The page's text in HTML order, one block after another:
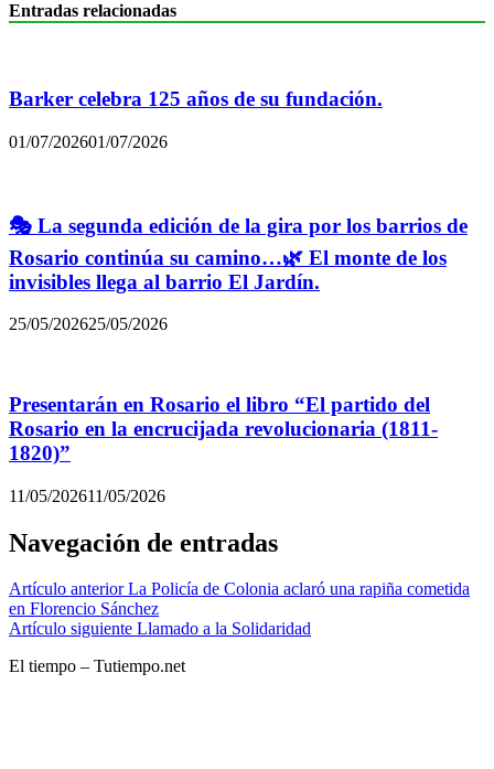
Entradas relacionadas
Barker celebra 125 años de su fundación.
01/07/202601/07/2026
🎭 La segunda edición de la gira por los barrios de
Rosario continúa su camino…🌿 El monte de los
invisibles llega al barrio El Jardín.
25/05/202625/05/2026
Presentarán en Rosario el libro “El partido del
Rosario en la encrucijada revolucionaria (1811-
1820)”
11/05/202611/05/2026
Navegación de entradas
Artículo anterior La Policía de Colonia aclaró una rapiña cometida
en Florencio Sánchez
Artículo siguiente Llamado a la Solidaridad
El tiempo – Tutiempo.net